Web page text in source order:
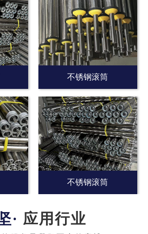
不锈钢滚筒
不锈钢滚筒
应用行业